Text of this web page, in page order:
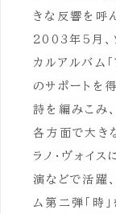
きな反響を呼
2003年5月、
カルアルバム
のサポートを
詩を編みこみ
各方面で大き
ラノ・ヴォイ
演などで活躍
ム第二弾「時